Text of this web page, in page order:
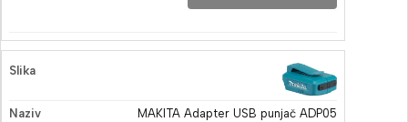
MAKITA Adapter USB punjač ADP05